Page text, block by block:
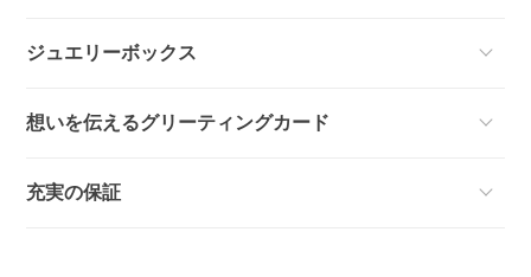
ジュエリーボックス
想いを伝えるグリーティングカード
充実の保証